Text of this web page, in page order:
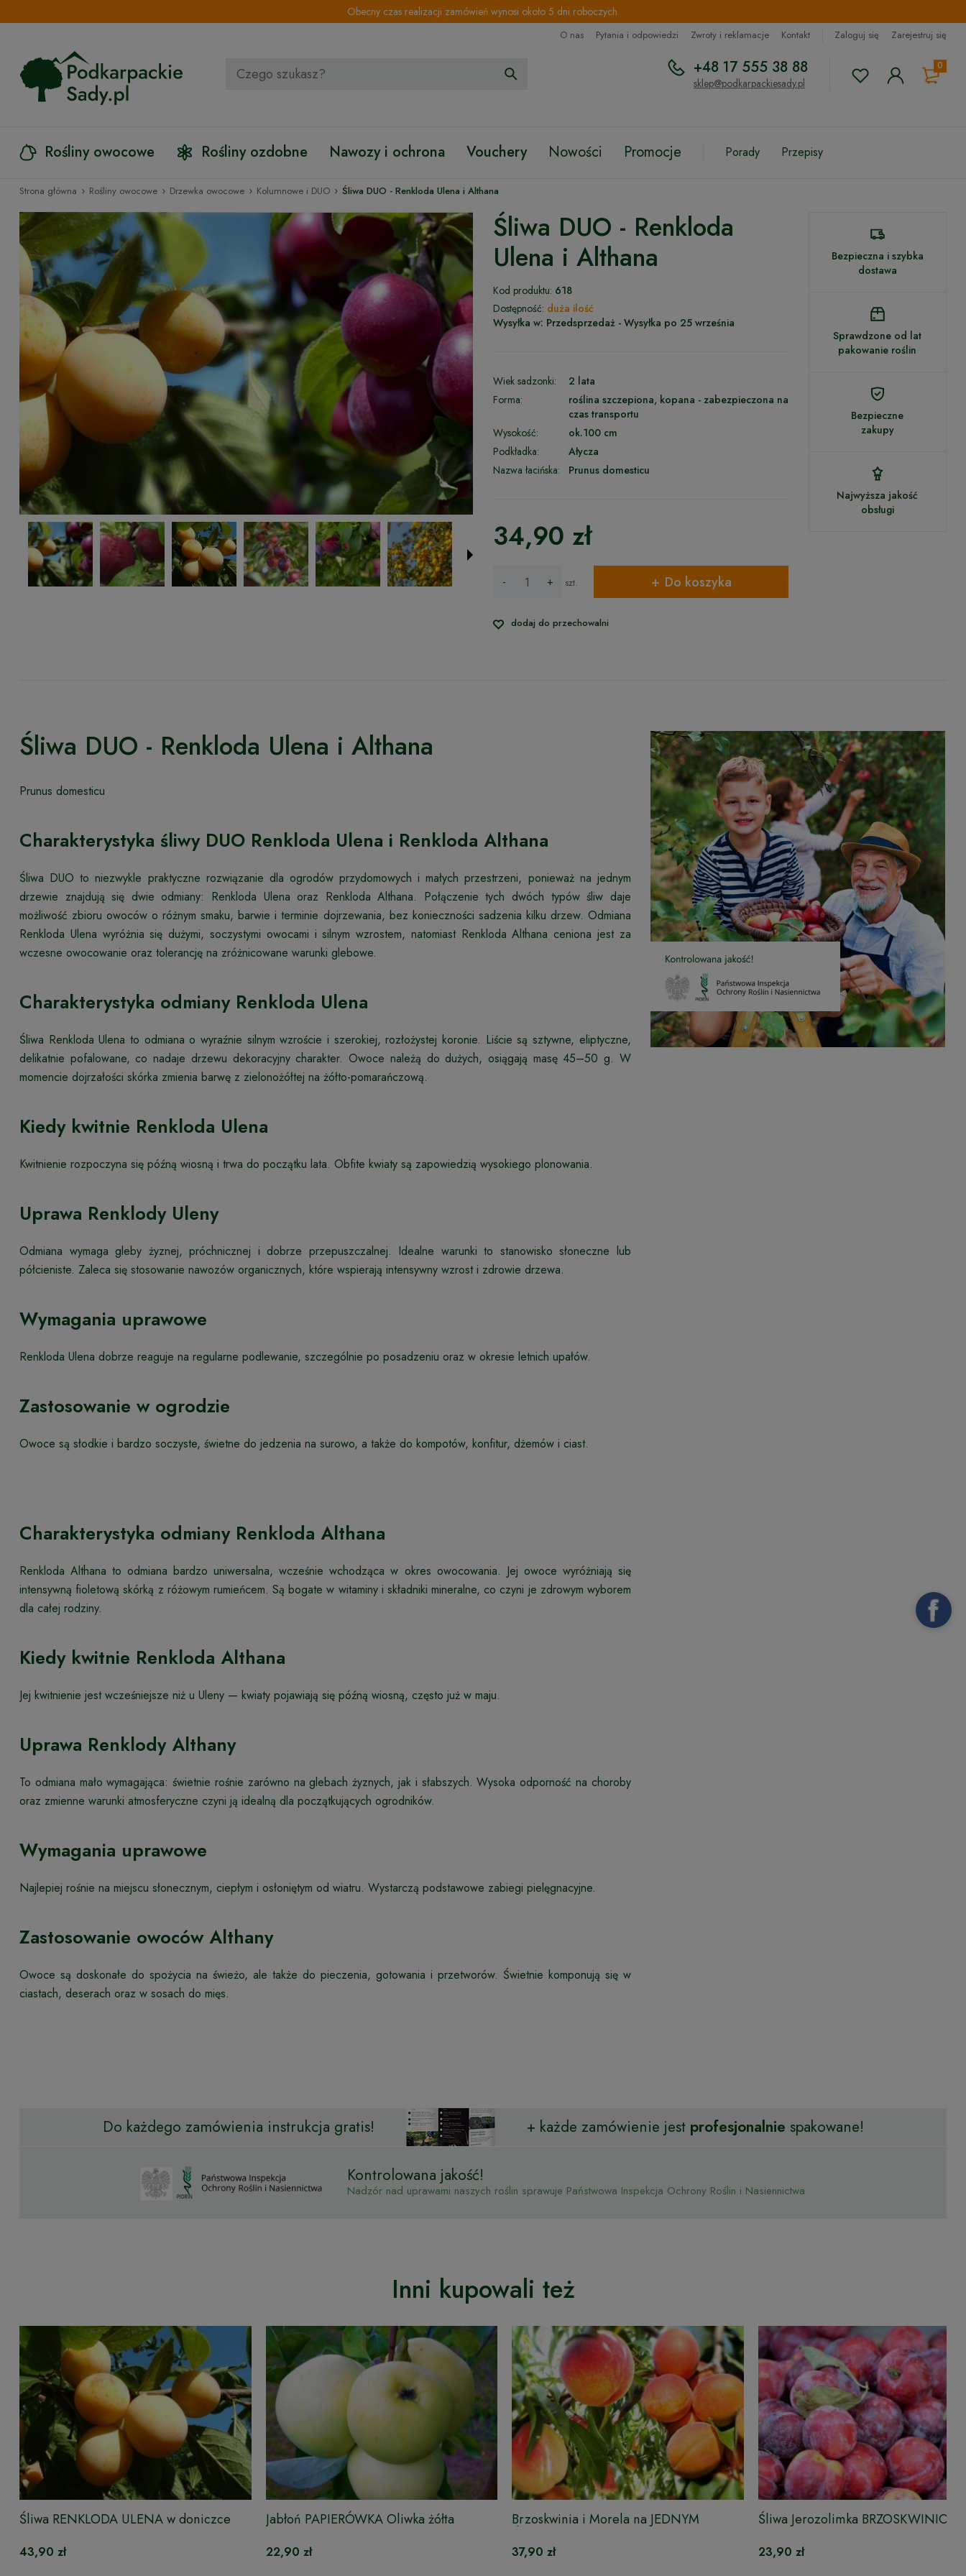
Obecny czas realizacji zamówień wynosi około 5 dni roboczych.
O nas Pytania i odpowiedzi Zwroty i reklamacje Kontakt Zaloguj się Zarejestruj się
0
+48 17 555 38 88
sklep@podkarpackiesady.pl
Rośliny owocowe Rośliny ozdobne Nawozy i ochrona Vouchery Nowości Promocje Porady Przepisy
Strona główna › Rośliny owocowe › Drzewka owocowe › Kolumnowe i DUO › Śliwa DUO - Renkloda Ulena i Althana
Śliwa DUO - Renkloda
Ulena i Althana
Kod produktu: 618
Dostępność: duża ilość
Wysyłka w: Przedsprzedaż - Wysyłka po 25 września
Wiek sadzonki:
2 lata
Forma:
roślina szczepiona, kopana - zabezpieczona na
czas transportu
Wysokość:
ok.100 cm
Podkładka:
Ałycza
Nazwa łacińska:
Prunus domesticu
34,90 zł
- + szt. Do koszyka
dodaj do przechowalni
Bezpieczna i szybka
dostawa
Sprawdzone od lat
pakowanie roślin
Bezpieczne
zakupy
Najwyższa jakość
obsługi
Śliwa DUO - Renkloda Ulena i Althana
Prunus domesticu
Charakterystyka śliwy DUO Renkloda Ulena i Renkloda Althana
Śliwa DUO to niezwykle praktyczne rozwiązanie dla ogrodów przydomowych i małych przestrzeni, ponieważ na jednym
drzewie znajdują się dwie odmiany: Renkloda Ulena oraz Renkloda Althana. Połączenie tych dwóch typów śliw daje
możliwość zbioru owoców o różnym smaku, barwie i terminie dojrzewania, bez konieczności sadzenia kilku drzew. Odmiana
Renkloda Ulena wyróżnia się dużymi, soczystymi owocami i silnym wzrostem, natomiast Renkloda Althana ceniona jest za
wczesne owocowanie oraz tolerancję na zróżnicowane warunki glebowe.
Charakterystyka odmiany Renkloda Ulena
Śliwa Renkloda Ulena to odmiana o wyraźnie silnym wzroście i szerokiej, rozłożystej koronie. Liście są sztywne, eliptyczne,
delikatnie pofalowane, co nadaje drzewu dekoracyjny charakter. Owoce należą do dużych, osiągają masę 45–50 g. W
momencie dojrzałości skórka zmienia barwę z zielonożółtej na żółto-pomarańczową.
Kiedy kwitnie Renkloda Ulena
Kwitnienie rozpoczyna się późną wiosną i trwa do początku lata. Obfite kwiaty są zapowiedzią wysokiego plonowania.
Uprawa Renklody Uleny
Odmiana wymaga gleby żyznej, próchnicznej i dobrze przepuszczalnej. Idealne warunki to stanowisko słoneczne lub
półcieniste. Zaleca się stosowanie nawozów organicznych, które wspierają intensywny wzrost i zdrowie drzewa.
Wymagania uprawowe
Renkloda Ulena dobrze reaguje na regularne podlewanie, szczególnie po posadzeniu oraz w okresie letnich upałów.
Zastosowanie w ogrodzie
Owoce są słodkie i bardzo soczyste, świetne do jedzenia na surowo, a także do kompotów, konfitur, dżemów i ciast.
Charakterystyka odmiany Renkloda Althana
Renkloda Althana to odmiana bardzo uniwersalna, wcześnie wchodząca w okres owocowania. Jej owoce wyróżniają się
intensywną fioletową skórką z różowym rumieńcem. Są bogate w witaminy i składniki mineralne, co czyni je zdrowym wyborem
dla całej rodziny.
Kiedy kwitnie Renkloda Althana
Jej kwitnienie jest wcześniejsze niż u Uleny — kwiaty pojawiają się późną wiosną, często już w maju.
Uprawa Renklody Althany
To odmiana mało wymagająca: świetnie rośnie zarówno na glebach żyznych, jak i słabszych. Wysoka odporność na choroby
oraz zmienne warunki atmosferyczne czyni ją idealną dla początkujących ogrodników.
Wymagania uprawowe
Najlepiej rośnie na miejscu słonecznym, ciepłym i osłoniętym od wiatru. Wystarczą podstawowe zabiegi pielęgnacyjne.
Zastosowanie owoców Althany
Owoce są doskonałe do spożycia na świeżo, ale także do pieczenia, gotowania i przetworów. Świetnie komponują się w
ciastach, deserach oraz w sosach do mięs.
Do każdego zamówienia instrukcja gratis! + każde zamówienie jest profesjonalnie spakowane!
Kontrolowana jakość!
Nadzór nad uprawami naszych roślin sprawuje Państwowa Inspekcja Ochrony Roślin i Nasiennictwa
Inni kupowali też
Śliwa RENKLODA ULENA w doniczce
43,90 zł
Jabłoń PAPIERÓWKA Oliwka żółta
22,90 zł
Brzoskwinia i Morela na JEDNYM
drzewie DUO
37,90 zł
Śliwa Jerozolimka
23,90 zł